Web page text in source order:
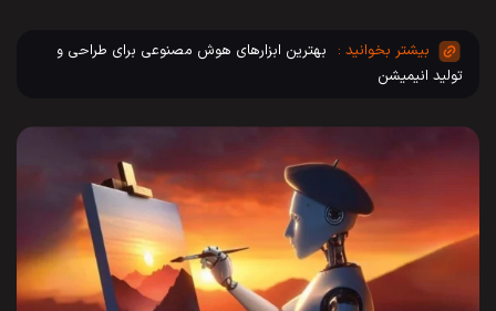
بهترین ابزارهای هوش مصنوعی برای طراحی و
تولید انیمیشن